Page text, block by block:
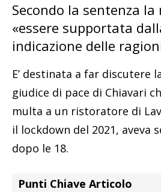
Secondo la sentenza
«essere supportata
indicazione delle
E’ destinata a far discutere
giudice di pace di Chiavari
multa a un ristoratore di
il lockdown del 2021, aveva
dopo le 18.
Punti Chiave Articolo